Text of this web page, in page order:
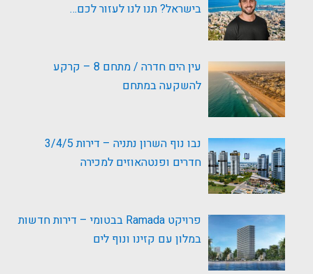
בישראל? תנו לנו לעזור לכם…
עין הים חדרה / מתחם 8 – קרקע
להשקעה במתחם
נבו נוף השרון נתניה – דירות 3/4/5
חדרים ופנטהאוזים למכירה
פרויקט Ramada בבטומי – דירות חדשות
במלון עם קזינו ונוף לים